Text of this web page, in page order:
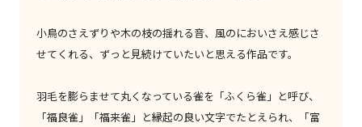
小鳥のさえずりや木の枝の揺れる音、風のにおいさえ感じさ
せてくれる、ずっと見続けていたいと思える作品です。
羽毛を膨らませて丸くなっている雀を「ふくら雀」と呼び、
「福良雀」「福来雀」と縁起の良い文字でたとえられ、「富